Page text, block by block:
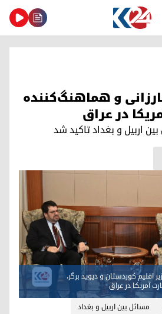
و هماهنگ‌کننده
در عراق
اربیل و بغداد تاکید شد
اقلیم کوردستان و دیوید برگر،
آمریکا در عراق
مسائل بین اربیل و بغداد